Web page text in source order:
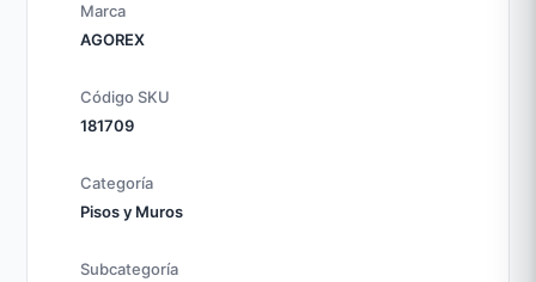
Marca
AGOREX
Código SKU
181709
Categoría
Pisos y Muros
Subcategoría